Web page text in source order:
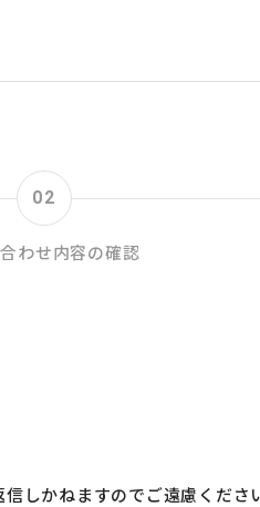
02
わせ内容の確認
しかねますのでご遠慮くださ